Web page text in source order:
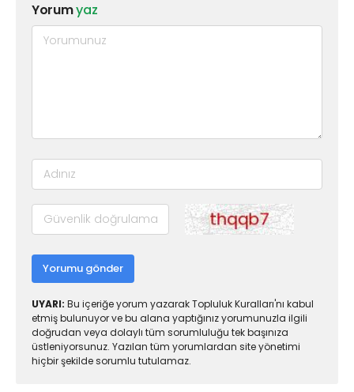
Yorumyaz
Yorumu gönder
UYARI: Bu içeriğe yorum yazarak Topluluk Kuralları'nı kabul
etmiş bulunuyor ve bu alana yaptığınız yorumunuzla ilgili
doğrudan veya dolaylı tüm sorumluluğu tek başınıza
üstleniyorsunuz. Yazılan tüm yorumlardan site yönetimi
hiçbir şekilde sorumlu tutulamaz.